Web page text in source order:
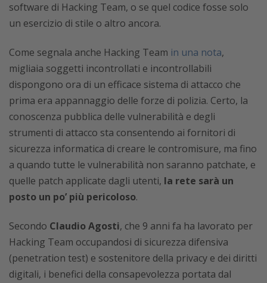
software di Hacking Team, o se quel codice fosse solo
un esercizio di stile o altro ancora.
Come segnala anche Hacking Team in una nota,
migliaia soggetti incontrollati e incontrollabili
dispongono ora di un efficace sistema di attacco che
prima era appannaggio delle forze di polizia. Certo, la
conoscenza pubblica delle vulnerabilità e degli
strumenti di attacco sta consentendo ai fornitori di
sicurezza informatica di creare le contromisure, ma fino
a quando tutte le vulnerabilità non saranno patchate, e
quelle patch applicate dagli utenti, la rete sarà un
posto un po’ più pericoloso.
Secondo Claudio Agosti, che 9 anni fa ha lavorato per
Hacking Team occupandosi di sicurezza difensiva
(penetration test) e sostenitore della privacy e dei diritti
digitali, i benefici della consapevolezza portata dal